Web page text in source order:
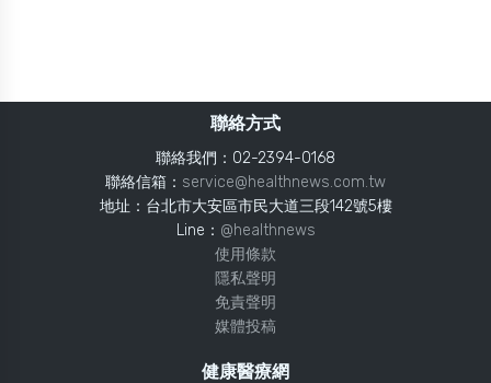
聯絡方式
聯絡我們：02-2394-0168
聯絡信箱： service@healthnews.com.tw
地址：台北市大安區市民大道三段142號5樓
Line： @healthnews
使用條款
隱私聲明
免責聲明
媒體投稿
健康醫療網